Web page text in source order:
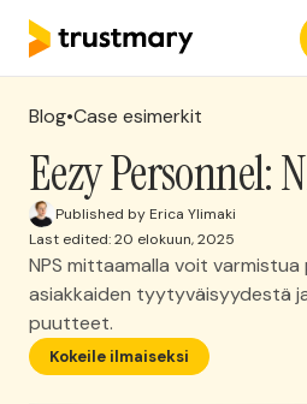
Blog•Case esimerkit
Eezy Personnel:
Published by Erica Ylimaki
Last edited: 20 elokuun, 2025
NPS mittaamalla voit
asiakkaiden tyytyväisyydestä
puutteet.
Kokeile ilmaiseksi